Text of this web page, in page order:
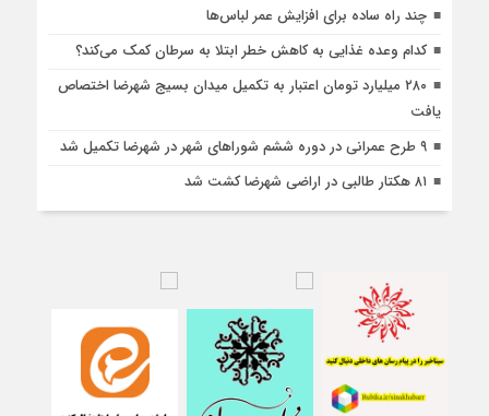
چند راه ساده برای افزایش عمر لباس‌ها
کدام وعده غذایی به کاهش خطر ابتلا به سرطان کمک می‌کند؟
۲۸۰ میلیارد تومان اعتبار به تکمیل میدان بسیج شهرضا اختصاص
یافت
۹ طرح عمرانی در دوره ششم شوراهای شهر در شهرضا تکمیل شد
۸۱ هکتار طالبی در اراضی شهرضا کشت شد